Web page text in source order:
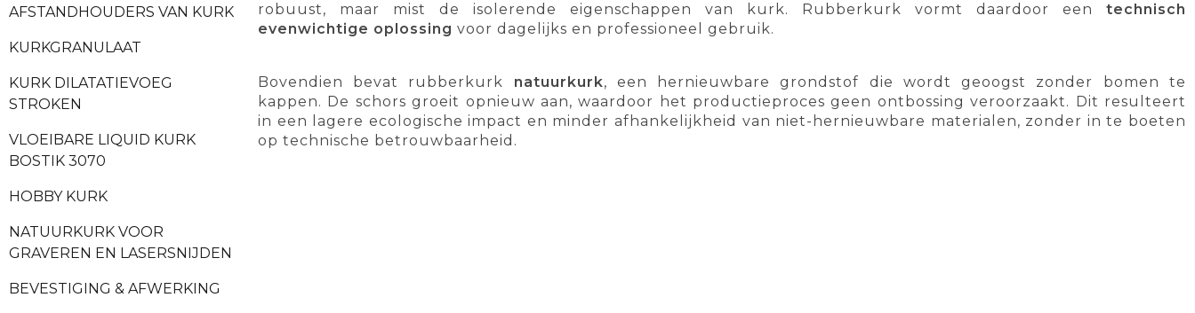
AFSTANDHOUDERS VAN KURK
KURKGRANULAAT
KURK DILATATIEVOEG
STROKEN
VLOEIBARE LIQUID KURK
BOSTIK 3070
HOBBY KURK
NATUURKURK VOOR
GRAVEREN EN LASERSNIJDEN
BEVESTIGING & AFWERKING
robuust, maar mist de isolerende eigenschappen van kurk. Rubberkurk vormt daardoor een technisch
evenwichtige oplossing voor dagelijks en professioneel gebruik.
Bovendien bevat rubberkurk natuurkurk, een hernieuwbare grondstof die wordt geoogst zonder bomen te
kappen. De schors groeit opnieuw aan, waardoor het productieproces geen ontbossing veroorzaakt. Dit resulteert
in een lagere ecologische impact en minder afhankelijkheid van niet-hernieuwbare materialen, zonder in te boeten
op technische betrouwbaarheid.